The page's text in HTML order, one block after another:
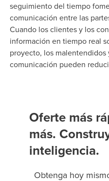
seguimiento del tiempo
comunicación entre las
Cuando los clientes y los
información en tiempo real
proyecto, los malentendidos
comunicación pueden
Oferte más
más.
inteligencia.
Obtenga hoy